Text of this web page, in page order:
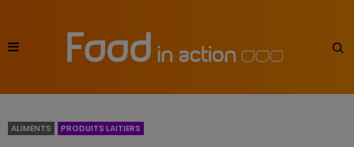
ALIMENTS PRODUITS LAITIERS